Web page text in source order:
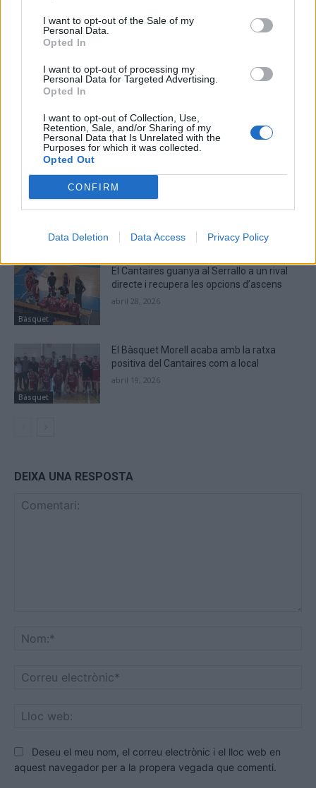
I want to opt-out of the Sale of my
Personal Data.
Opted In
I want to opt-out of processing my
Personal Data for Targeted Advertising.
Opted In
I want to opt-out of Collection, Use,
Retention, Sale, and/or Sharing of my
Personal Data that Is Unrelated with the
Purposes for which it was collected.
Opted Out
CONFIRM
Data Deletion Data Access Privacy Policy
ARTICLES RELACIONATS
El Cantaires amb baixes rep al CB
Bàsquet
El Cantaires guanya al Serrallo a un rival
directe i recupera les opcions d’ascens
abril 28, 2026
Bàsquet
El Bàsquet Morell acaba amb la ratxa
positiva del Cantaires com a local
abril 19, 2026
DEIXA UNA RESPOSTA
Deseu el meu nom, el correu electrònic i el lloc web en
aquest navegador per a la propera vegada que comenti.